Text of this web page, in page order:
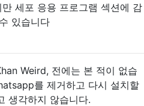
만 세포 응용 프로그램 섹션에 감
있습니다
Weird, 전에는 본 적이 없습
를 제거하고 다시 설치할
생각하지 않습니다.